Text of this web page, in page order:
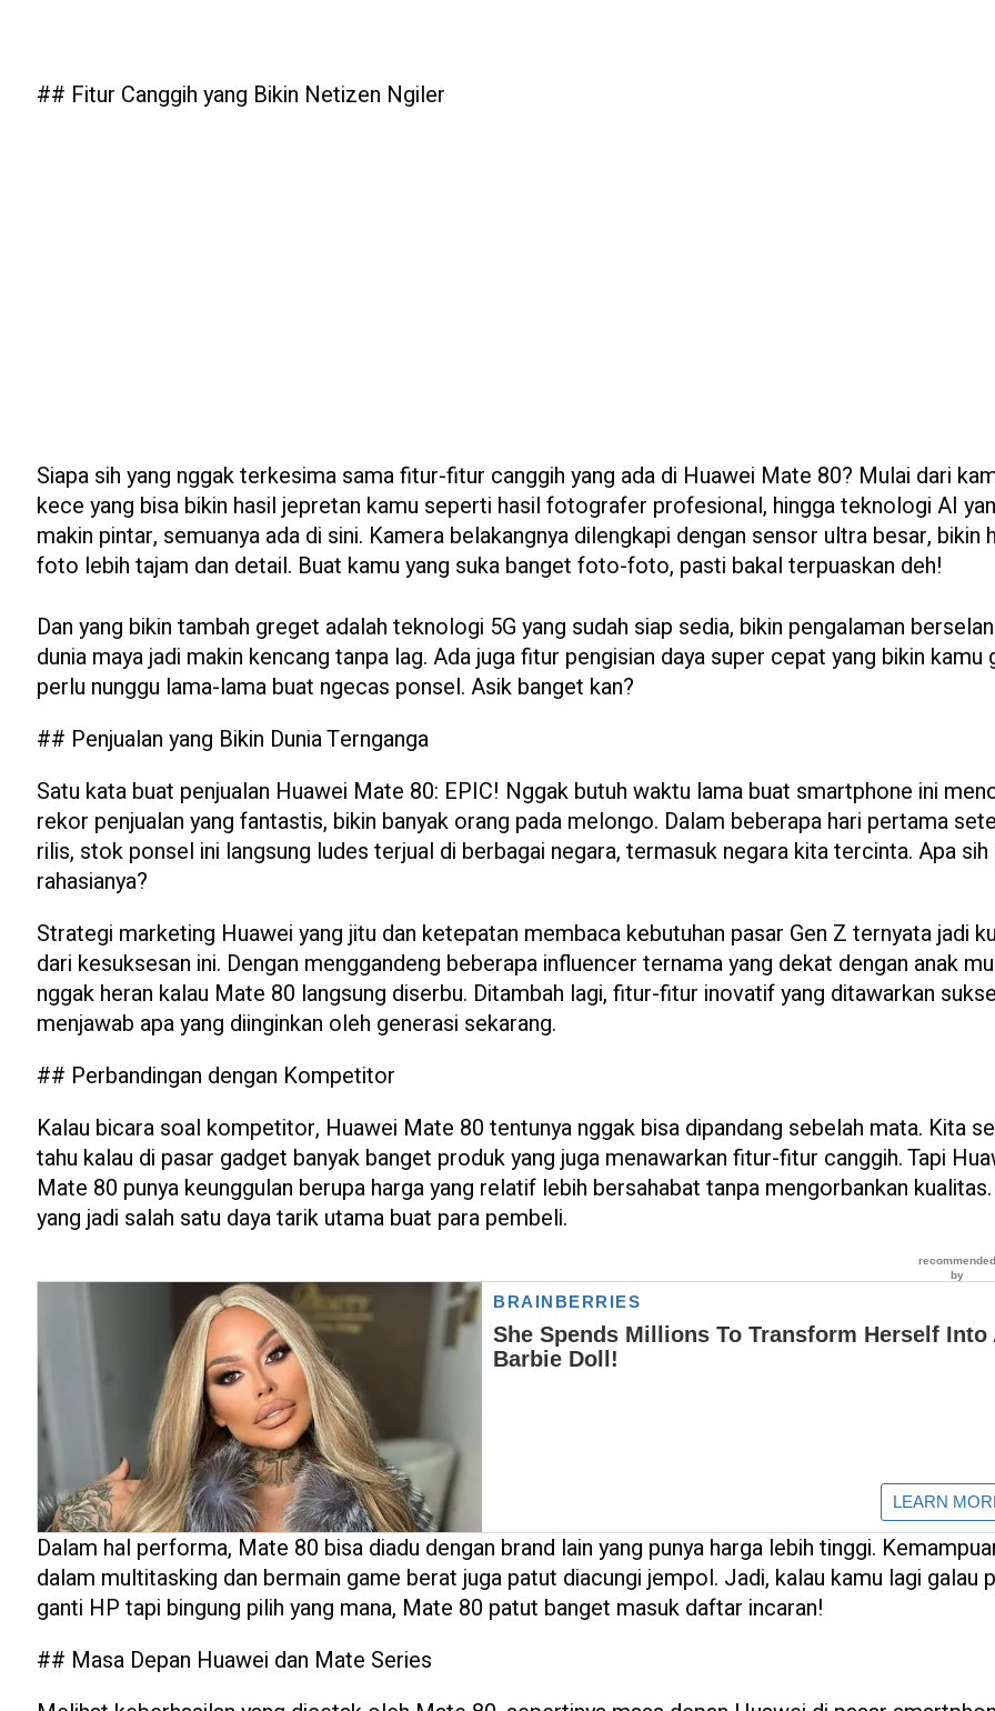
## Fitur Canggih yang Bikin Netizen Ngiler
Siapa sih yang nggak terkesima sama fitur-fitur canggih yang ada di Huawei Mate 80? Mulai dari
kece yang bisa bikin hasil jepretan kamu seperti hasil fotografer profesional, hingga teknologi AI
makin pintar, semuanya ada di sini. Kamera belakangnya dilengkapi dengan sensor ultra besar, bikin
foto lebih tajam dan detail. Buat kamu yang suka banget foto-foto, pasti bakal terpuaskan deh!
Dan yang bikin tambah greget adalah teknologi 5G yang sudah siap sedia, bikin pengalaman
dunia maya jadi makin kencang tanpa lag. Ada juga fitur pengisian daya super cepat yang bikin kamu
perlu nunggu lama-lama buat ngecas ponsel. Asik banget kan?
## Penjualan yang Bikin Dunia Ternganga
Satu kata buat penjualan Huawei Mate 80: EPIC! Nggak butuh waktu lama buat smartphone ini
rekor penjualan yang fantastis, bikin banyak orang pada melongo. Dalam beberapa hari pertama
rilis, stok ponsel ini langsung ludes terjual di berbagai negara, termasuk negara kita tercinta. Apa sih
rahasianya?
Strategi marketing Huawei yang jitu dan ketepatan membaca kebutuhan pasar Gen Z ternyata jadi
dari kesuksesan ini. Dengan menggandeng beberapa influencer ternama yang dekat dengan anak
nggak heran kalau Mate 80 langsung diserbu. Ditambah lagi, fitur-fitur inovatif yang ditawarkan
menjawab apa yang diinginkan oleh generasi sekarang.
## Perbandingan dengan Kompetitor
Kalau bicara soal kompetitor, Huawei Mate 80 tentunya nggak bisa dipandang sebelah mata. Kita
tahu kalau di pasar gadget banyak banget produk yang juga menawarkan fitur-fitur canggih. Tapi
Mate 80 punya keunggulan berupa harga yang relatif lebih bersahabat tanpa mengorbankan
yang jadi salah satu daya tarik utama buat para pembeli.
Dalam hal performa, Mate 80 bisa diadu dengan brand lain yang punya harga lebih tinggi.
dalam multitasking dan bermain game berat juga patut diacungi jempol. Jadi, kalau kamu lagi galau
ganti HP tapi bingung pilih yang mana, Mate 80 patut banget masuk daftar incaran!
## Masa Depan Huawei dan Mate Series